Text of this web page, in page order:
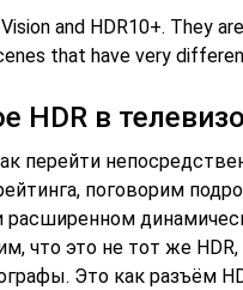
and HDR10+. They
that have very
HDR в
перейти
поговорим
что это не тот же
Это как разъём